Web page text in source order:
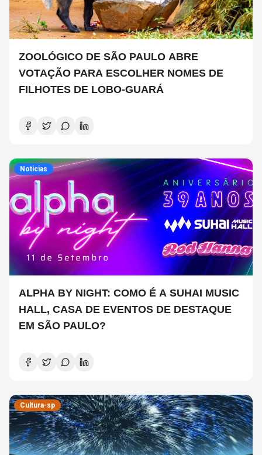
ZOOLÓGICO DE SÃO PAULO ABRE
VOTAÇÃO PARA ESCOLHER NOMES DE
FILHOTES DE LOBO-GUARÁ
Noticias
ALPHA BY NIGHT: COMO É A SUHAI MUSIC
HALL, CASA DE EVENTOS DE DESTAQUE
EM SÃO PAULO?
Cultura-sp